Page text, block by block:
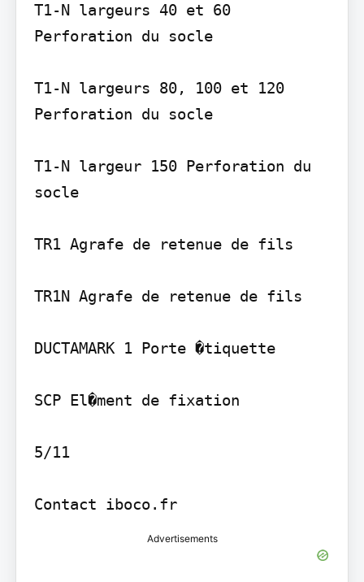
T1-N largeurs 40 et 60
Perforation du socle
T1-N largeurs 80, 100 et 120
Perforation du socle
T1-N largeur 150 Perforation du
socle
TR1 Agrafe de retenue de fils
TR1N Agrafe de retenue de fils
DUCTAMARK 1 Porte �tiquette
SCP El�ment de fixation
5/11
Contact iboco.fr
Advertisements